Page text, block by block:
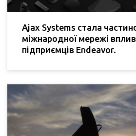
Ajax Systems стала
міжнародної мережі
підприємців Endeavor.